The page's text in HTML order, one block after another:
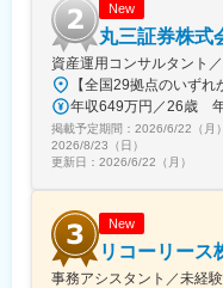
・事業内容：各種アド
・住所：シンガポー
Singapore 069534
変更の範囲：会社の
New
丸三証券株式
資産運用コンサルタント
年収649万円／26歳
掲載予定期間： 2026/6/22（月）
2026/8/23（日）
更新日： 2026/6/22（月）
New
リコーリース
事務アシスタント／未経